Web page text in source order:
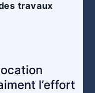
travaux
l’effort